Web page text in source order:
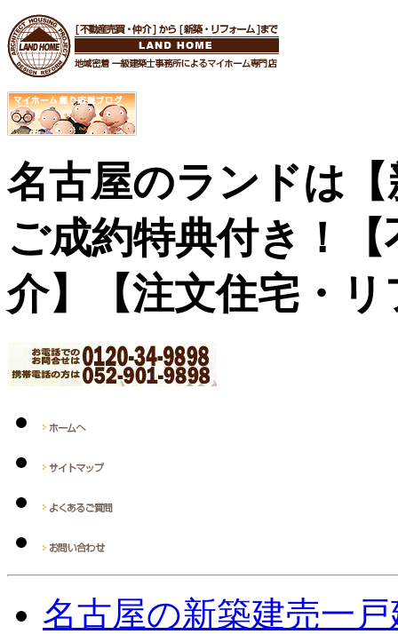
名古屋のランドは
ご成約特典付き！
介】【注文住宅・
名古屋の新築建売一